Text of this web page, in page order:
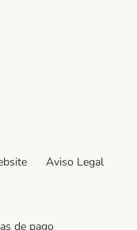
Aviso Legal
de pago